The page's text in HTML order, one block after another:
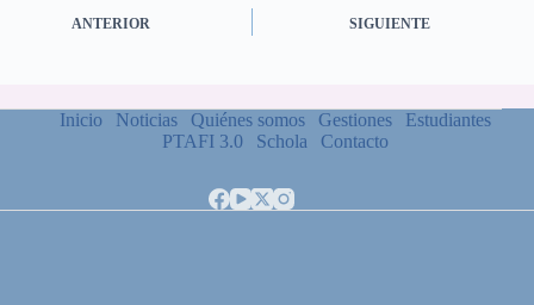
ANTERIOR SIGUIENTE
Inicio Noticias Quiénes somos Gestiones
Estudiantes
PTAFI 3.0
Schola Contacto